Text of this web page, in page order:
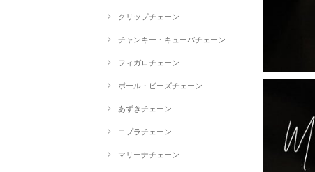
クリップチェーン
チャンキー・キューバチェーン
フィガロチェーン
ボール・ビーズチェーン
あずきチェーン
コプラチェーン
マリーナチェーン